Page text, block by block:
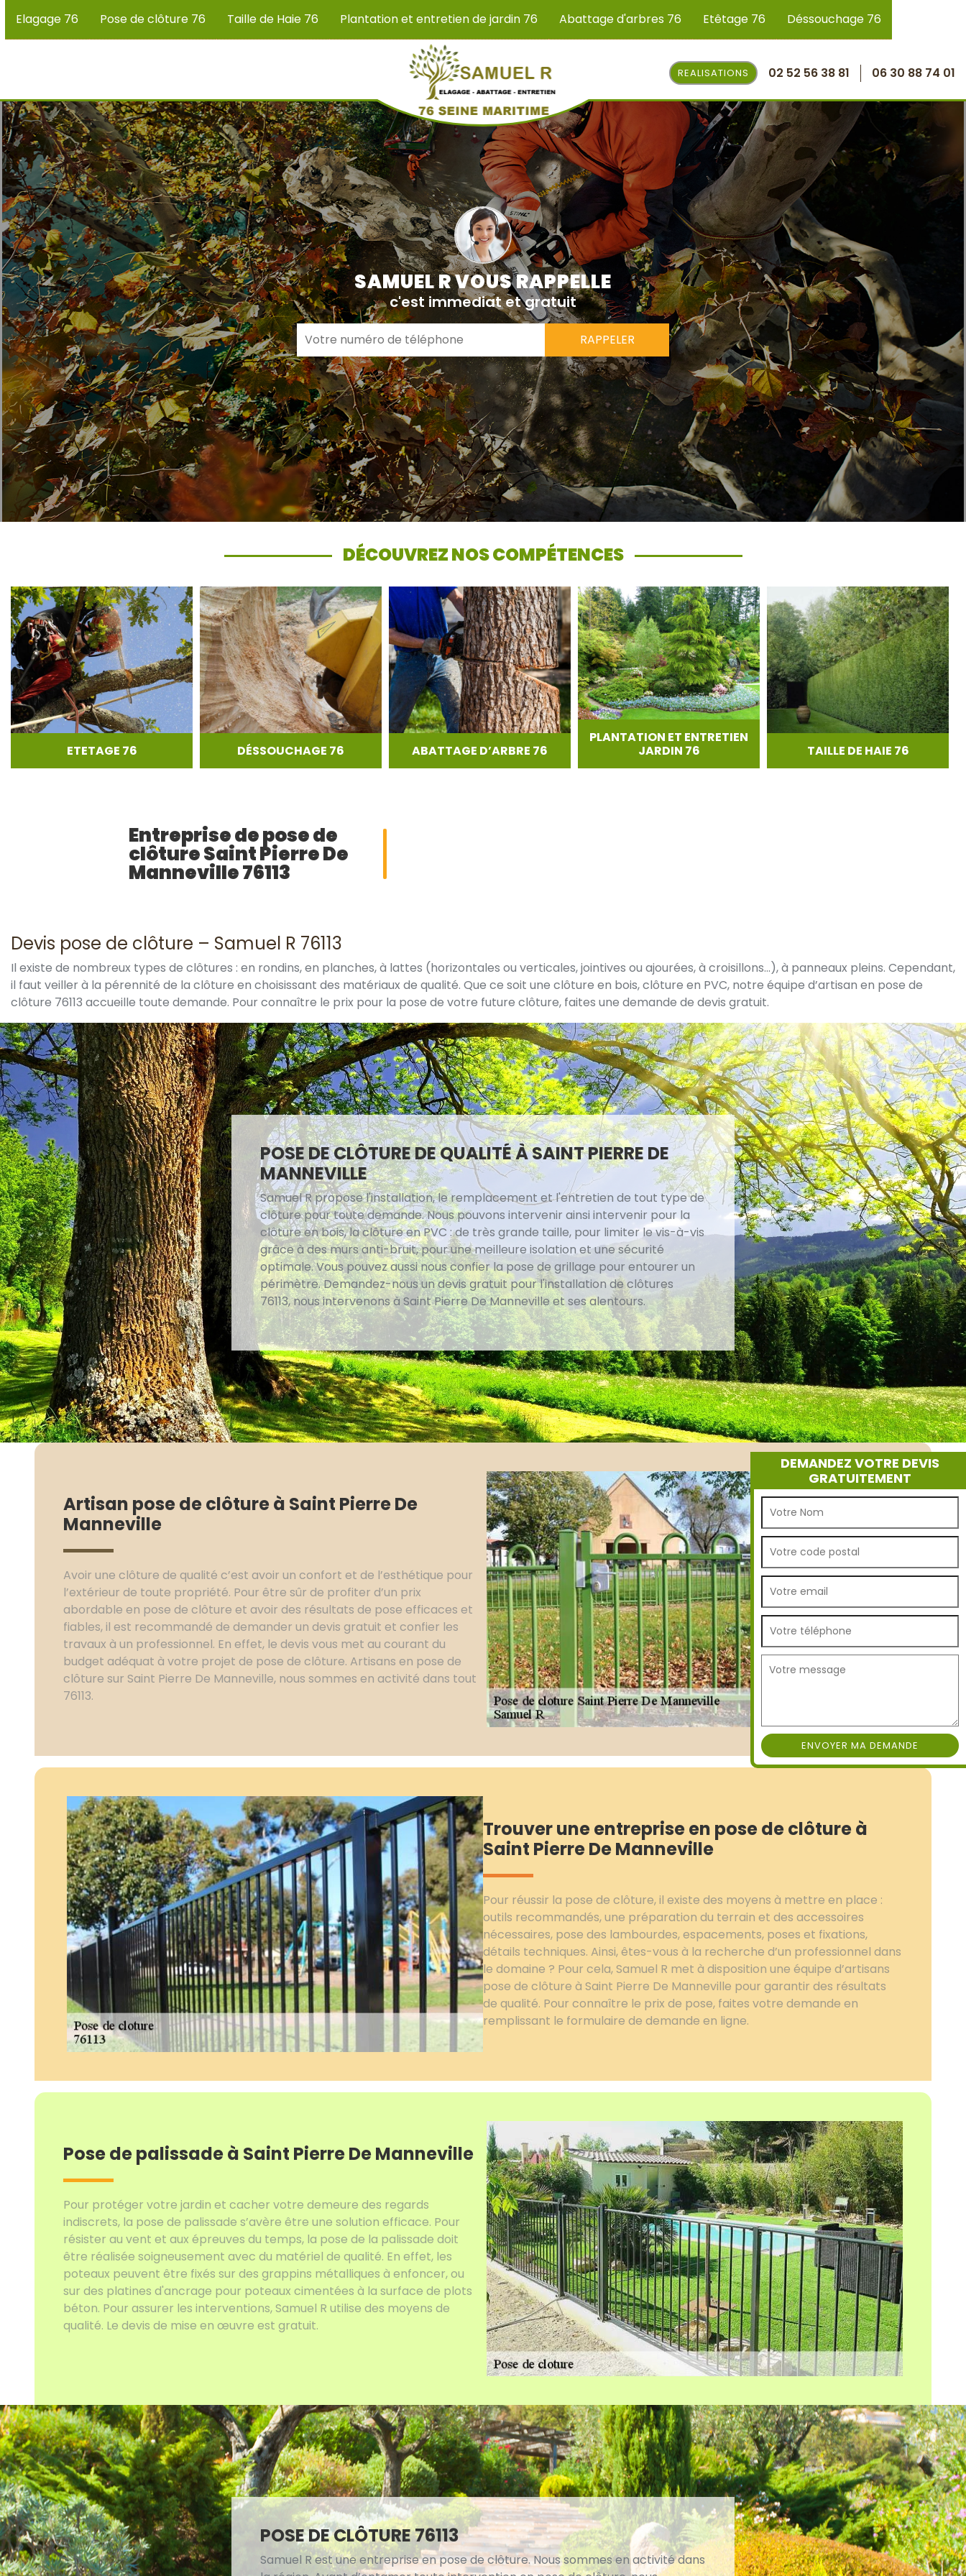
Elagage 76 Pose de clôture 76 Taille de Haie 76 Plantation et entretien de jardin 76 Abattage d'arbres 76 Etêtage 76 Déssouchage 76
REALISATIONS 02 52 56 38 81 06 30 88 74 01
SAMUEL R VOUS RAPPELLE
c'est immediat et gratuit
DÉCOUVREZ NOS COMPÉTENCES
ETETAGE 76 DÉSSOUCHAGE 76 ABATTAGE D’ARBRE 76
PLANTATION ET ENTRETIEN
JARDIN 76
TAILLE DE HAIE 76
DEMANDEZ VOTRE DEVIS
GRATUITEMENT
Entreprise de pose de
clôture Saint Pierre De
Manneville 76113
Devis pose de clôture – Samuel R 76113
Il existe de nombreux types de clôtures : en rondins, en planches, à lattes (horizontales ou verticales, jointives ou ajourées, à croisillons...), à panneaux pleins. Cependant,
il faut veiller à la pérennité de la clôture en choisissant des matériaux de qualité. Que ce soit une clôture en bois, clôture en PVC, notre équipe d’artisan en pose de
clôture 76113 accueille toute demande. Pour connaître le prix pour la pose de votre future clôture, faites une demande de devis gratuit.
POSE DE CLÔTURE DE QUALITÉ À SAINT PIERRE DE
MANNEVILLE
Samuel R propose l'installation, le remplacement et l'entretien de tout type de
clôture pour toute demande. Nous pouvons intervenir ainsi intervenir pour la
clôture en bois, la clôture en PVC : de très grande taille, pour limiter le vis-à-vis
grâce à des murs anti-bruit, pour une meilleure isolation et une sécurité
optimale. Vous pouvez aussi nous confier la pose de grillage pour entourer un
périmètre. Demandez-nous un devis gratuit pour l'installation de clôtures
76113, nous intervenons à Saint Pierre De Manneville et ses alentours.
Artisan pose de clôture à Saint Pierre De
Manneville
Avoir une clôture de qualité c’est avoir un confort et de l’esthétique pour
l’extérieur de toute propriété. Pour être sûr de profiter d’un prix
abordable en pose de clôture et avoir des résultats de pose efficaces et
fiables, il est recommandé de demander un devis gratuit et confier les
travaux à un professionnel. En effet, le devis vous met au courant du
budget adéquat à votre projet de pose de clôture. Artisans en pose de
clôture sur Saint Pierre De Manneville, nous sommes en activité dans tout
76113.
Trouver une entreprise en pose de clôture à
Saint Pierre De Manneville
Pour réussir la pose de clôture, il existe des moyens à mettre en place :
outils recommandés, une préparation du terrain et des accessoires
nécessaires, pose des lambourdes, espacements, poses et fixations,
détails techniques. Ainsi, êtes-vous à la recherche d’un professionnel dans
le domaine ? Pour cela, Samuel R met à disposition une équipe d’artisans
pose de clôture à Saint Pierre De Manneville pour garantir des résultats
de qualité. Pour connaître le prix de pose, faites votre demande en
remplissant le formulaire de demande en ligne.
Pose de palissade à Saint Pierre De Manneville
Pour protéger votre jardin et cacher votre demeure des regards
indiscrets, la pose de palissade s’avère être une solution efficace. Pour
résister au vent et aux épreuves du temps, la pose de la palissade doit
être réalisée soigneusement avec du matériel de qualité. En effet, les
poteaux peuvent être fixés sur des grappins métalliques à enfoncer, ou
sur des platines d'ancrage pour poteaux cimentées à la surface de plots
béton. Pour assurer les interventions, Samuel R utilise des moyens de
qualité. Le devis de mise en œuvre est gratuit.
POSE DE CLÔTURE 76113
Samuel R est une entreprise en pose de clôture. Nous sommes en activité dans